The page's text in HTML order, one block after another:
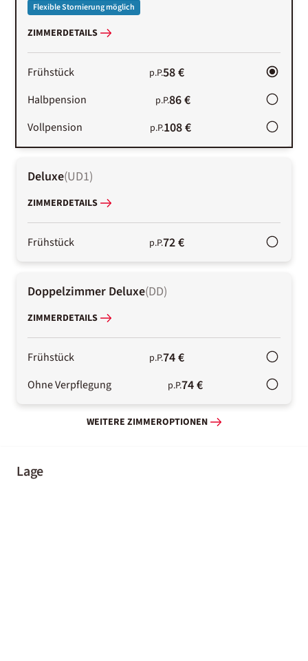
Flexible Stornierung möglich
ZIMMERDETAILS
Frühstück p.P.58 €
Halbpension p.P.86 €
Vollpension p.P.108 €
Deluxe(UD1)
ZIMMERDETAILS
Frühstück p.P.72 €
Doppelzimmer Deluxe(DD)
ZIMMERDETAILS
Frühstück p.P.74 €
Ohne Verpflegung p.P.74 €
WEITERE ZIMMEROPTIONEN
Lage